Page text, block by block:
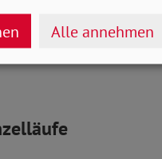
brachte vor
komponierten
Alle annehmen